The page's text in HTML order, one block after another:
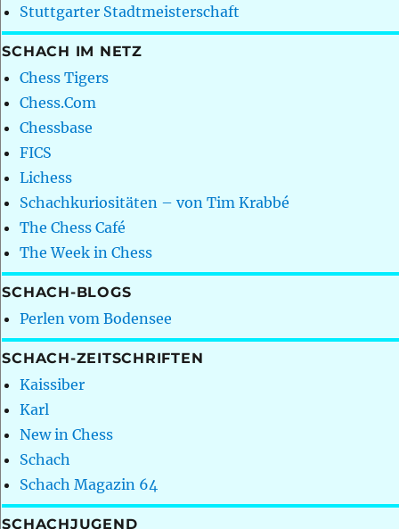
Stuttgarter Stadtmeisterschaft
SCHACH IM NETZ
Chess Tigers
Chess.Com
Chessbase
FICS
Lichess
Schachkuriositäten – von Tim Krabbé
The Chess Café
The Week in Chess
SCHACH-BLOGS
Perlen vom Bodensee
SCHACH-ZEITSCHRIFTEN
Kaissiber
Karl
New in Chess
Schach
Schach Magazin 64
SCHACHJUGEND